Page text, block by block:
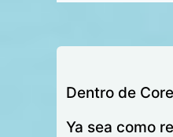
Dentro de
Ya sea como